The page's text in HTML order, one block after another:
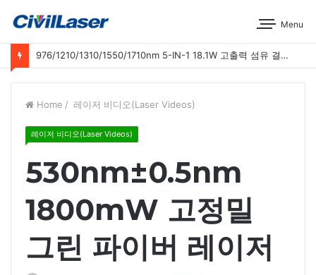
Menu
976/1210/1310/1550/1710nm 5-IN-1 18.1W 고출력 섬유 결합 레이저 운영 시연
Home / 레이저 비디오(Laser Videos)
레이저 비디오(Laser Videos)
530nm±0.5nm
1800mW 고정밀
그린 파이버 레이저